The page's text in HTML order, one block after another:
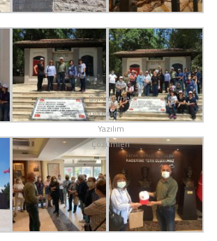
Diji İnternet
Teknoloji ve
Yazılım
Çözümleri